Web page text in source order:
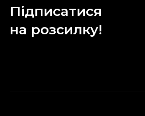
Підписатися
на розсилку!